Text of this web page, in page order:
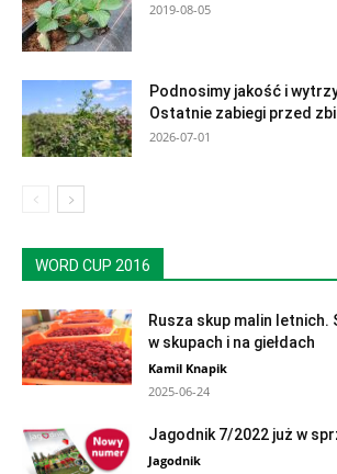
2019-08-05
Podnosimy jakość i
Ostatnie zabiegi przed
2026-07-01
WORD CUP 2016
Rusza skup malin letnich.
w skupach i na giełdach
Kamil Knapik
2025-06-24
Jagodnik 7/2022 już w
Jagodnik